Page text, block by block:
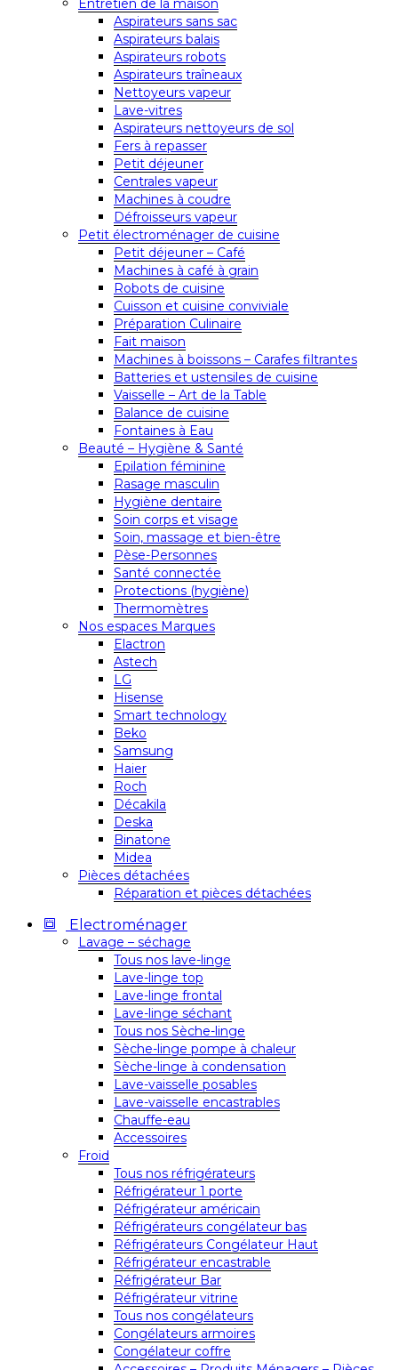
Entretien de la maison
Aspirateurs sans sac
Aspirateurs balais
Aspirateurs robots
Aspirateurs traîneaux
Nettoyeurs vapeur
Lave-vitres
Aspirateurs nettoyeurs de sol
Fers à repasser
Petit déjeuner
Centrales vapeur
Machines à coudre
Défroisseurs vapeur
Petit électroménager de cuisine
Petit déjeuner – Café
Machines à café à grain
Robots de cuisine
Cuisson et cuisine conviviale
Préparation Culinaire
Fait maison
Machines à boissons – Carafes filtrantes
Batteries et ustensiles de cuisine
Vaisselle – Art de la Table
Balance de cuisine
Fontaines à Eau
Beauté – Hygiène & Santé
Epilation féminine
Rasage masculin
Hygiène dentaire
Soin corps et visage
Soin, massage et bien-être
Pèse-Personnes
Santé connectée
Protections (hygiène)
Thermomètres
Nos espaces Marques
Elactron
Astech
LG
Hisense
Smart technology
Beko
Samsung
Haier
Roch
Décakila
Deska
Binatone
Midea
Pièces détachées
Réparation et pièces détachées
Electroménager
Lavage – séchage
Tous nos lave-linge
Lave-linge top
Lave-linge frontal
Lave-linge séchant
Tous nos Sèche-linge
Sèche-linge pompe à chaleur
Sèche-linge à condensation
Lave-vaisselle posables
Lave-vaisselle encastrables
Chauffe-eau
Accessoires
Froid
Tous nos réfrigérateurs
Réfrigérateur 1 porte
Réfrigérateur américain
Réfrigérateurs congélateur bas
Réfrigérateurs Congélateur Haut
Réfrigérateur encastrable
Réfrigérateur Bar
Réfrigérateur vitrine
Tous nos congélateurs
Congélateurs armoires
Congélateur coffre